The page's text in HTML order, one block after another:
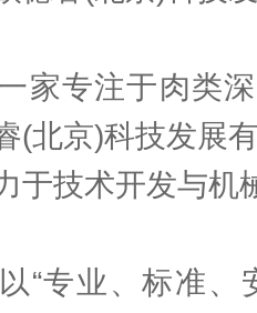
专注于肉类深
(北京)科技发展
于技术开发与机
业、标准、